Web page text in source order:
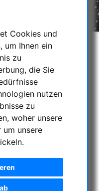
Cookies und
um Ihnen ein
zu
die Sie
nutzen
zu
woher unsere
um unsere